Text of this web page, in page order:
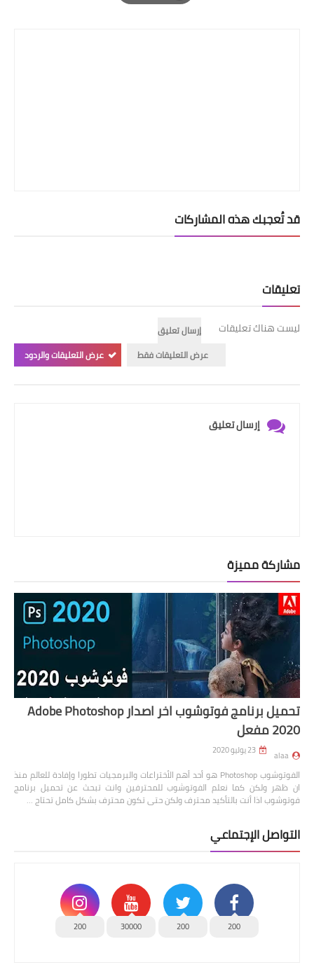
Print
قد تُعجبك هذه المشاركات
تعليقات
ليست هناك تعليقات
إرسال تعليق
عرض التعليقات فقط
عرض التعليقات والردود
إرسال تعليق
مشاركة مميزة
تحميل برنامج فوتوشوب اخر اصدار Adobe Photoshop
2020 مفعل
alaa 23 يوليو 2020
الفوتوشوب Photoshop هو أحد أهم الأختراعات والبرمجيات تطورا وإفادة للعالم منذ
ان ظهر ولكن كما نعلم الفوتوشوب للمحترفين وانت تبحث عن تحميل برنامج
فوتوشوب اذا أنت بالتأكيد محترف ولكن حتى تكون محترف بشكل كامل تحتاج …
التواصل الإجتماعي
200
200
30000
200